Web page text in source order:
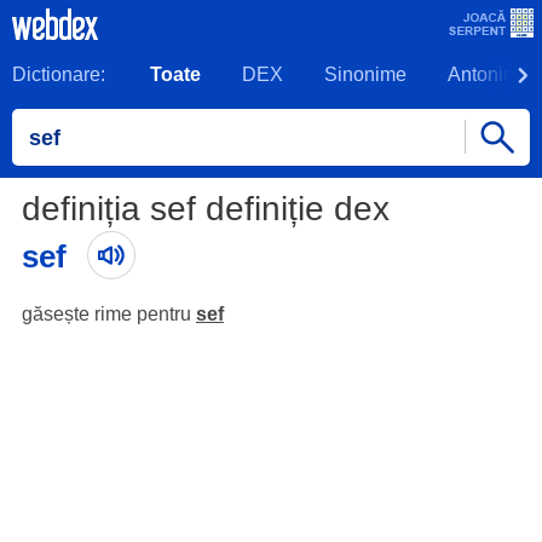
Dictionare: Toate DEX Sinonime Antonime
definiția sef definiție dex
sef
găsește rime pentru sef